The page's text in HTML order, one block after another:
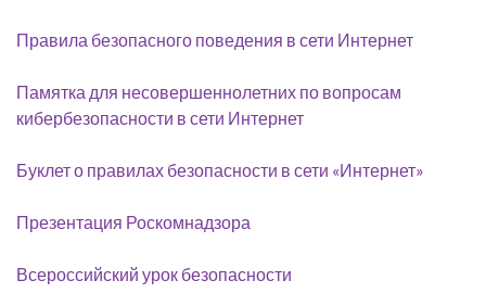
Правила безопасного поведения в сети Интернет
Памятка для несовершеннолетних по вопросам
кибербезопасности в сети Интернет
Буклет о правилах безопасности в сети «Интернет»
Презентация Роскомнадзора
Всероссийский урок безопасности